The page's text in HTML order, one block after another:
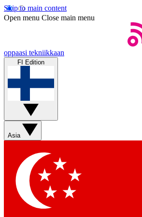
Skip to main content
Open menu Close main menu
oppaasi tekniikkaan
FI Edition
Asia